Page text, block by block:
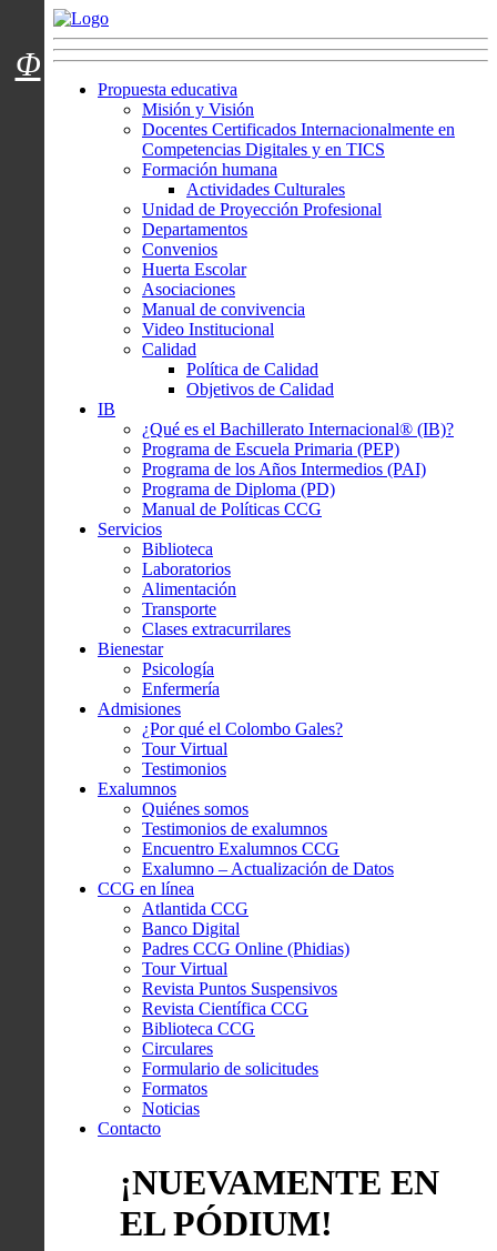
Menú usuarios
Propuesta educativa
Misión y Visión
Docentes Certificados Internacionalmente en
Competencias Digitales y en TICS
Formación humana
Actividades Culturales
Unidad de Proyección Profesional
Departamentos
Convenios
Huerta Escolar
Asociaciones
Manual de convivencia
Video Institucional
Calidad
Política de Calidad
Objetivos de Calidad
IB
¿Qué es el Bachillerato Internacional® (IB)?
Programa de Escuela Primaria (PEP)
Programa de los Años Intermedios (PAI)
Programa de Diploma (PD)
Manual de Políticas CCG
Servicios
Biblioteca
Laboratorios
Alimentación
Transporte
Clases extracurrilares
Bienestar
Psicología
Enfermería
Admisiones
¿Por qué el Colombo Gales?
Tour Virtual
Testimonios
Exalumnos
Quiénes somos
Testimonios de exalumnos
Encuentro Exalumnos CCG
Exalumno – Actualización de Datos
CCG en línea
Atlantida CCG
Banco Digital
Padres CCG Online (Phidias)
Tour Virtual
Revista Puntos Suspensivos
Revista Científica CCG
Biblioteca CCG
Circulares
Formulario de solicitudes
Formatos
Noticias
Contacto
¡NUEVAMENTE EN
EL PÓDIUM!
Φ